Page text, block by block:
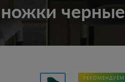
черные
РЕКОМЕНДУЕМ